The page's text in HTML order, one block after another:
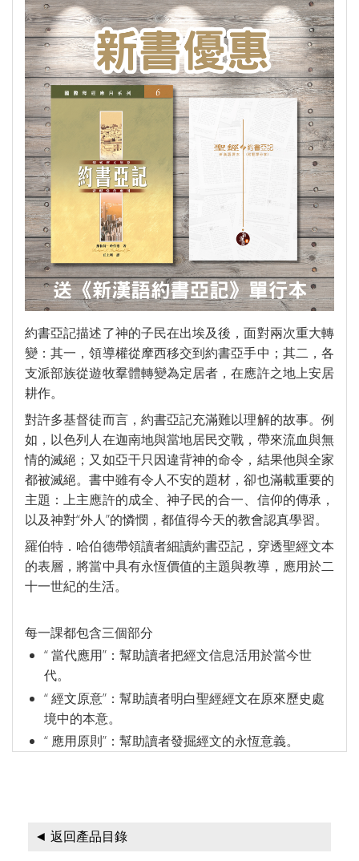
聆聽系列 ►
兒童青少年系列 ►
福音禮品 ►
電子書 ►
產品目錄
約書亞記描述了神的子民在出埃及後，面對兩次重大轉
變：其一，領導權從摩西移交到約書亞手中；其二，各
支派部族從遊牧羣體轉變為定居者，在應許之地上安居
耕作。
對許多基督徒而言，約書亞記充滿難以理解的故事。例
如，以色列人在迦南地與當地居民交戰，帶來流血與無
情的滅絕；又如亞干只因違背神的命令，結果他與全家
都被滅絕。書中雖有令人不安的題材，卻也滿載重要的
主題：上主應許的成全、神子民的合一、信仰的傳承，
以及神對“外人”的憐憫，都值得今天的教會認真學習。
羅伯特．哈伯德帶領讀者細讀約書亞記，穿透聖經文本
的表層，將當中具有永恆價值的主題與教導，應用於二
十一世紀的生活。
每一課都包含三個部分
“ 當代應用”：幫助讀者把經文信息活用於當今世
代。
“ 經文原意”：幫助讀者明白聖經經文在原來歷史處
境中的本意。
“ 應用原則”：幫助讀者發掘經文的永恆意義。
◄ 返回產品目錄